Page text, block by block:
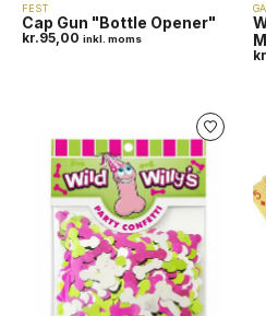
FEST
Cap Gun "Bottle Opener"
kr.95,00 inkl. moms